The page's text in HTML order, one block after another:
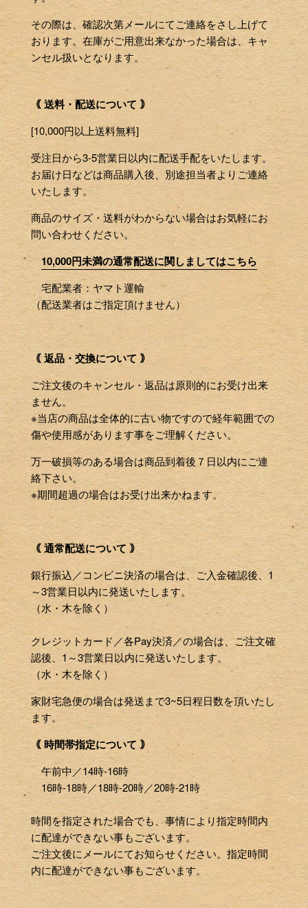
その際は、確認次第メールにてご連絡をさし上げて
おります。在庫がご用意出来なかった場合は、キャ
ンセル扱いとなります。
｟ 送料・配送について ｠
[10,000円以上送料無料]
受注日から3-5営業日以内に配送手配をいたします。
お届け日などは商品購入後、別途担当者よりご連絡
いたします。
商品のサイズ・送料がわからない場合はお気軽にお
問い合わせください。
10,000円未満の通常配送に関しましてはこちら
宅配業者：ヤマト運輸
（配送業者はご指定頂けません）
｟ 返品・交換について ｠
ご注文後のキャンセル・返品は原則的にお受け出来
ません。
※当店の商品は全体的に古い物ですので経年範囲での
傷や使用感があります事をご理解ください。
万一破損等のある場合は商品到着後７日以内にご連
絡下さい。
※期間超過の場合はお受け出来かねます。
｟ 通常配送について ｠
銀行振込／コンビニ決済の場合は、ご入金確認後、1
～3営業日以内に発送いたします。
（水・木を除く）
クレジットカード／各Pay決済／の場合は、ご注文確
認後、1～3営業日以内に発送いたします。
（水・木を除く）
家財宅急便の場合は発送まで3~5日程日数を頂いたし
ます。
｟ 時間帯指定について ｠
午前中／14時-16時
16時-18時／18時-20時／20時-21時
時間を指定された場合でも、事情により指定時間内
に配達ができない事もございます。
ご注文後にメールにてお知らせください。指定時間
内に配達ができない事もございます。
に
ス
プ
す